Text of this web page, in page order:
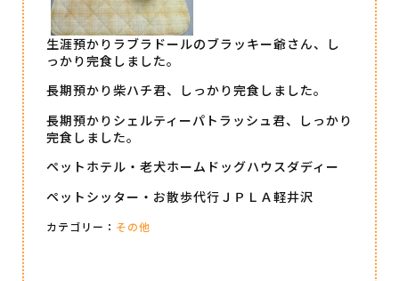
生涯預かりラブラドールのブラッキー爺さん、し
っかり完食しました。
長期預かり柴ハチ君、しっかり完食しました。
長期預かりシェルティーパトラッシュ君、しっかり
完食しました。
ペットホテル・老犬ホームドッグハウスダディー
ペットシッター・お散歩代行ＪＰＬＡ軽井沢
カテゴリー： その他